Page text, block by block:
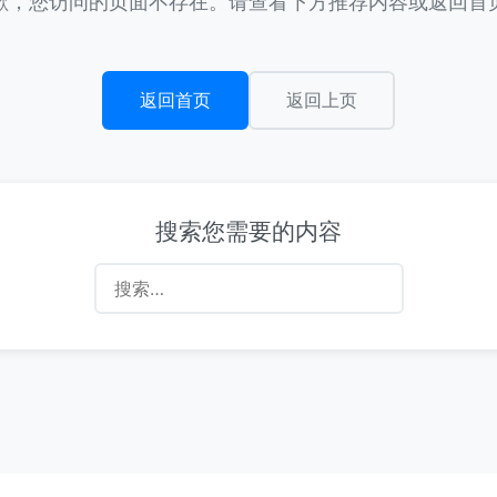
返回首页 返回上页
搜索您需要的内容
索：